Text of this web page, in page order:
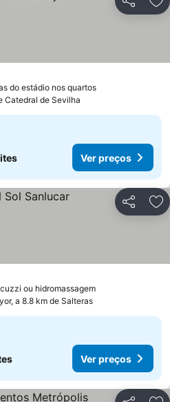
Partilhar
do estádio nos quartosVer preços
Catedral de Sevilha
Ver preços
Partilhar
ou hidromassagemVer preços
a 8.8 km de Salteras
Ver preços